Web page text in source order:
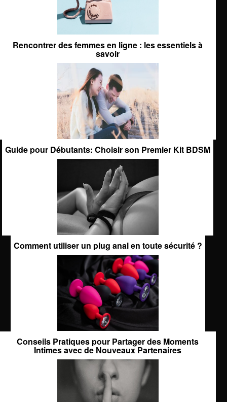
Rencontrer des femmes en ligne : les essentiels à
savoir
Guide pour Débutants: Choisir son Premier Kit BDSM
Comment utiliser un plug anal en toute sécurité ?
Conseils Pratiques pour Partager des Moments
Intimes avec de Nouveaux Partenaires